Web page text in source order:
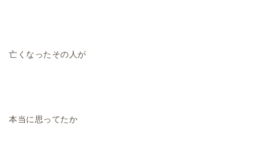
亡くなったその人が
本当に思ってたか